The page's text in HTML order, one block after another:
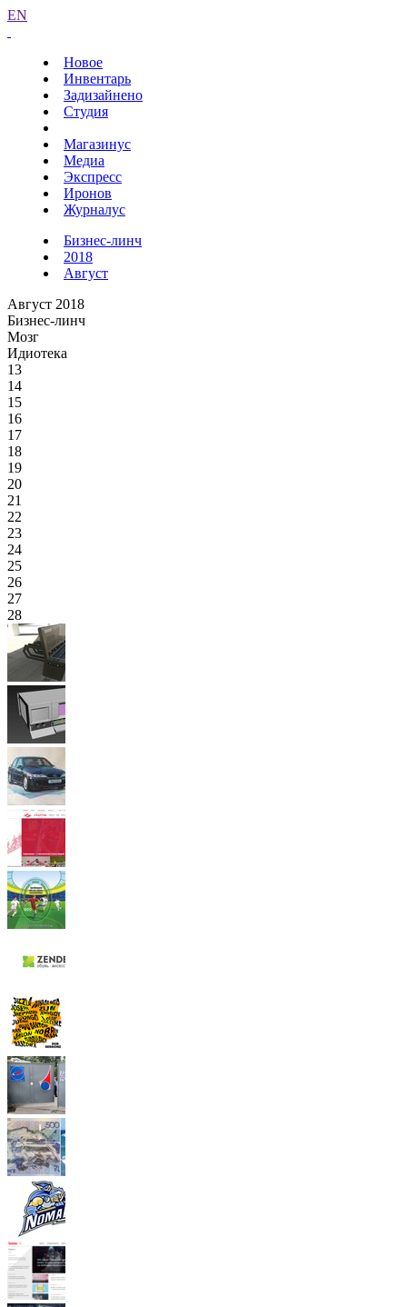
EN
Новое
Инвентарь
Задизайнено
Студия
Магазинус
Медиа
Экспресс
Иронов
Журналус
Бизнес-линч
2018
Август
Август 2018
Бизнес-линч
Мозг
Идиотека
13
14
15
16
17
18
19
20
21
22
23
24
25
26
27
28